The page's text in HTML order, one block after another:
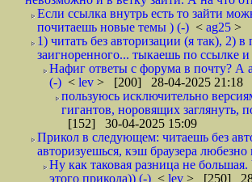
Если ссылка внутрь есть то зайти
почитаешь новые темы ) (-) < ag25 >
1) читать без авторизации (я так), 2)
заигноренного... тыкаешь по ссылке
Нафиг ответы с форума в почту? А
(-) < lev > [200] 28-04-2025 21:18
пользуюсь исключительно
гигантов, норовящих заглянуть,
[152] 30-04-2025 15:09
Прикол в следующем: читаешь без
авторизуешься, кэш браузера
Ну как таковая разница не
этого прикола)) (-) < lev > [250]